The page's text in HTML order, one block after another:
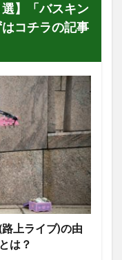
選】「バスキン
コチラの記事
上ライブ)の由
は？